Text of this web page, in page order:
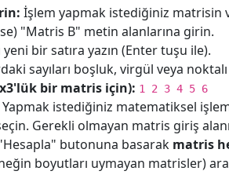
İşlem yapmak istediğiniz
"Matris B" metin alanlarına girin.
yeni bir satıra yazın (Enter tuşu ile).
sayıları boşluk, virgül veya
bir matris için): 1 2 3 4 5 6
Yapmak istediğiniz matematiksel
Gerekli olmayan matris giriş
butonuna basarak matris
boyutları uymayan matrisler)